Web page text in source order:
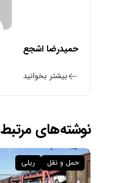
حمیدرضا اشجع
بیشتر بخوانید
نوشته‌های مرتبط
حمل و نقل ریلی